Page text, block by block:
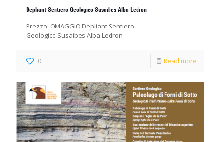
Depliant Sentiero Geologico Susaibes Alba Ledron
Prezzo: OMAGGIO Depliant Sentiero
Geologico Susaibes Alba Ledron
0 Read more